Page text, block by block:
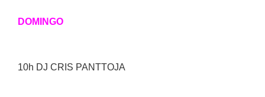
DOMINGO
10h DJ CRIS PANTTOJA